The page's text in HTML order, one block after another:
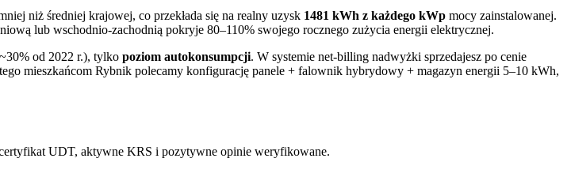
niż średniej krajowej, co przekłada się na realny uzysk 1481 kWh z każdego kWp mocy zainstalowanej.
lub wschodnio-zachodnią pokryje 80–110% swojego rocznego zużycia energii elektrycznej.
od 2022 r.), tylko poziom autokonsumpcji. W systemie net-billing nadwyżki sprzedajesz po cenie
mieszkańcom Rybnik polecamy konfigurację panele + falownik hybrydowy + magazyn energii 5–10 kWh,
UDT, aktywne KRS i pozytywne opinie weryfikowane.